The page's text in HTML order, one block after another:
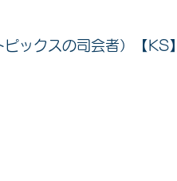
ックスの司会者）【KS】